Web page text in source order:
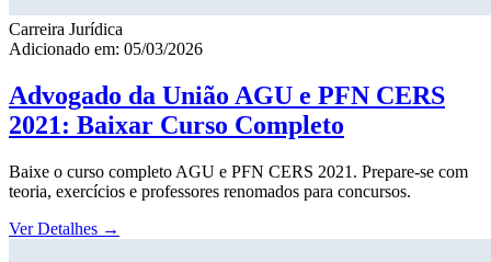
Carreira Jurídica
Adicionado em: 05/03/2026
Advogado da União AGU e PFN CERS
2021: Baixar Curso Completo
Baixe o curso completo AGU e PFN CERS 2021. Prepare-se com
teoria, exercícios e professores renomados para concursos.
Ver Detalhes →